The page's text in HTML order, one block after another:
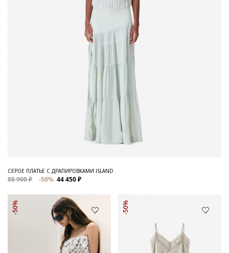
СЕРОЕ ПЛАТЬЕ С ДРАПИРОВКАМИ ISLAND
88 900 ₽ -50% 44 450 ₽
-50% -50%